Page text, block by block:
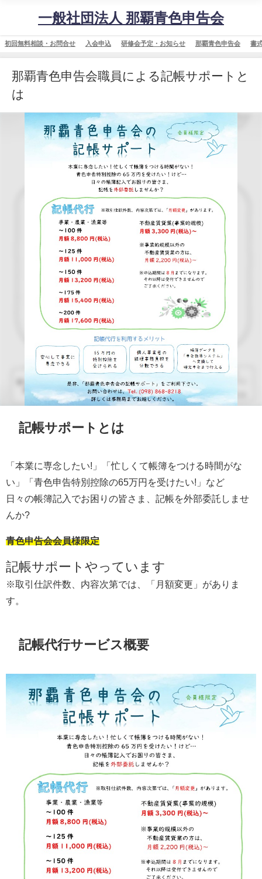
一般社団法人 那覇青色申告会
初回無料相談・お問合せ 入会申込 研修会予定・お知らせ 那覇青色申告会 書
那覇青色申告会職員による記帳サポートと
は
記帳サポートとは
「本業に専念したい!」「忙しくて帳簿をつける時間がな
い」「青色申告特別控除の65万円を受けたい!」など
日々の帳簿記入でお困りの皆さま、記帳を外部委託しませ
んか?
青色申告会会員様限定
記帳サポートやっています
※取引仕訳件数、内容次第では、「月額変更」がありま
す。
記帳代行サービス概要